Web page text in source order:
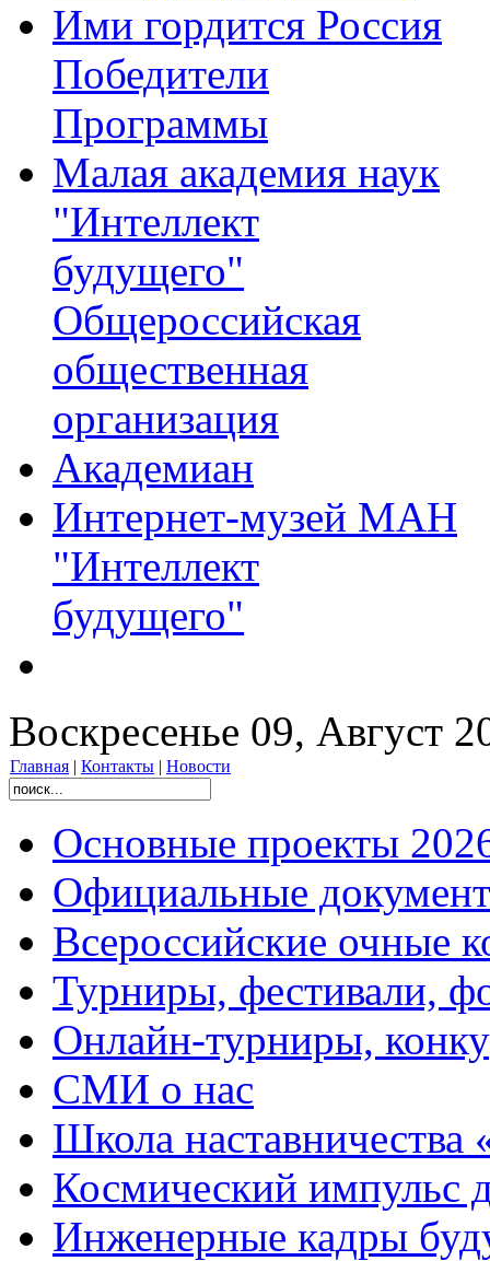
Ими гордится Россия
Победители
Программы
Малая академия наук
"Интеллект
будущего"
Общероссийская
общественная
организация
Академиан
Интернет-музей МАН
"Интеллект
будущего"
Воскресенье 09, Август
Главная | Контакты | Новости
Основные проекты
Официальные
Всероссийские очные
Турниры, фестивали,
Онлайн-турниры,
СМИ о нас
Школа
Космический импульс
Инженерные кадры